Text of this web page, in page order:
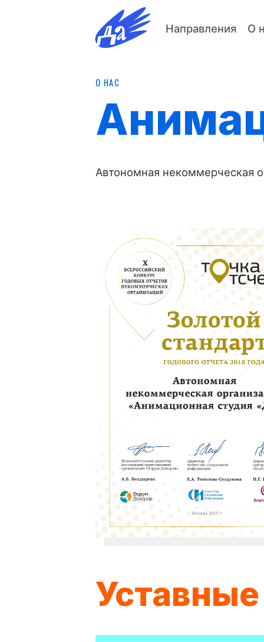
Направления О
О НАС
Автономная некоммерческая